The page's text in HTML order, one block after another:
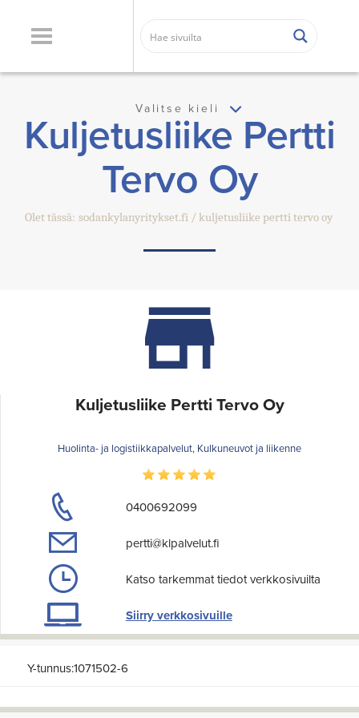
Valitse kieli
Kuljetusliike Pertti
Tervo Oy
Olet tässä: sodankylanyritykset.fi kuljetusliike pertti tervo oy
Kuljetusliike Pertti Tervo Oy
Huolinta- ja logistiikkapalvelut, Kulkuneuvot ja liikenne
0400692099
pertti@klpalvelut.fi
Katso tarkemmat tiedot verkkosivuilta
Siirry verkkosivuille
Y-tunnus:1071502-6